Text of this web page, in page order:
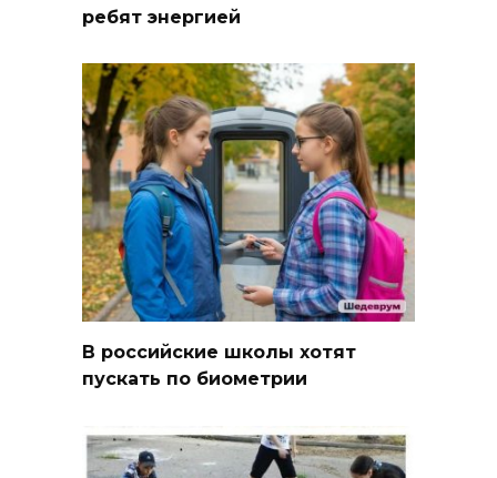
ребят энергией
В российские школы хотят
пускать по биометрии